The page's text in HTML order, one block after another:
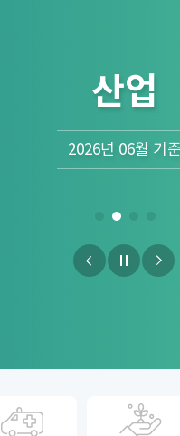
산업
2026년 06월 기준